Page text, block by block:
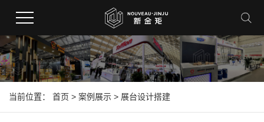
当前位置： 首页 > 案例展示 > 展台设计搭建